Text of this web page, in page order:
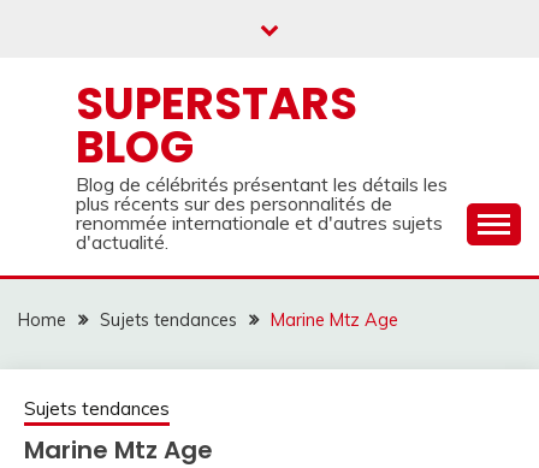
SUPERSTARS
BLOG
Blog de célébrités présentant les détails les
plus récents sur des personnalités de
renommée internationale et d'autres sujets
d'actualité.
Home Sujets tendances Marine Mtz Age
Sujets tendances
Marine Mtz Age